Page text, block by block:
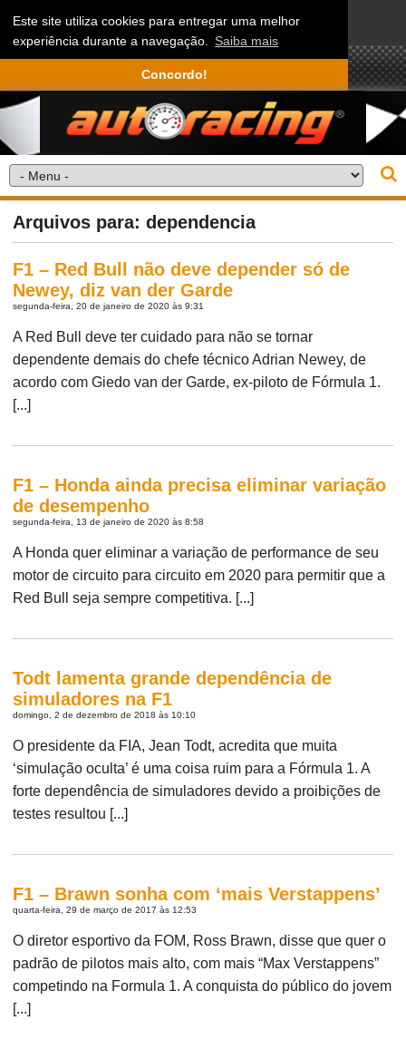
Este site utiliza cookies para entregar uma melhor
experiência durante a navegação. Saiba mais
Concordo!
Arquivos para: dependencia
F1 – Red Bull não deve depender só de
Newey, diz van der Garde
segunda-feira, 20 de janeiro de 2020 às 9:31
A Red Bull deve ter cuidado para não se tornar
dependente demais do chefe técnico Adrian Newey, de
acordo com Giedo van der Garde, ex-piloto de Fórmula 1.
[...]
F1 – Honda ainda precisa eliminar variação
de desempenho
segunda-feira, 13 de janeiro de 2020 às 8:58
A Honda quer eliminar a variação de performance de seu
motor de circuito para circuito em 2020 para permitir que a
Red Bull seja sempre competitiva. [...]
Todt lamenta grande dependência de
simuladores na F1
domingo, 2 de dezembro de 2018 às 10:10
O presidente da FIA, Jean Todt, acredita que muita
‘simulação oculta’ é uma coisa ruim para a Fórmula 1. A
forte dependência de simuladores devido a proibições de
testes resultou [...]
F1 – Brawn sonha com ‘mais Verstappens’
quarta-feira, 29 de março de 2017 às 12:53
O diretor esportivo da FOM, Ross Brawn, disse que quer o
padrão de pilotos mais alto, com mais “Max Verstappens”
competindo na Formula 1. A conquista do público do jovem
[...]